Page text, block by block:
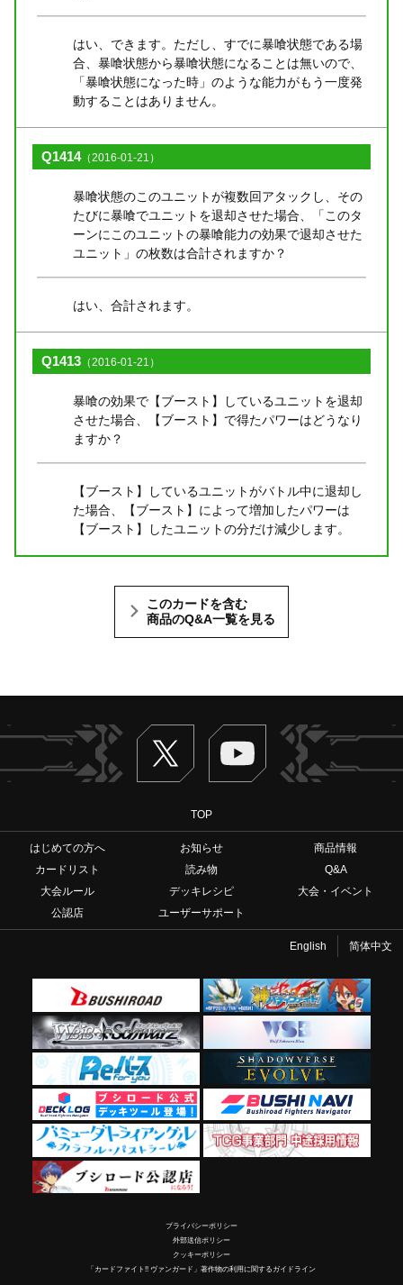
はい、できます。ただし、すでに暴喰状態である場
合、暴喰状態から暴喰状態になることは無いので、
「暴喰状態になった時」のような能力がもう一度発
動することはありません。
Q1414（2016-01-21）
暴喰状態のこのユニットが複数回アタックし、その
たびに暴喰でユニットを退却させた場合、「このタ
ーンにこのユニットの暴喰能力の効果で退却させた
ユニット」の枚数は合計されますか？
はい、合計されます。
Q1413 （2016-01-21）
暴喰の効果で【ブースト】しているユニットを退却
させた場合、【ブースト】で得たパワーはどうなり
ますか？
【ブースト】しているユニットがバトル中に退却し
た場合、【ブースト】によって増加したパワーは
【ブースト】したユニットの分だけ減少します。
このカードを含む
商品のQ&A一覧を見る
Twitter ヴァンガードch
TOP
はじめての方へ お知らせ
商品情報
カードリスト
読み物
Q&A
大会ルール
デッキレシピ
大会・イベント
公認店
ユーザーサポート
English 简体中文
プライバシーポリシー
外部送信ポリシー
クッキーポリシー
「カードファイト!! ヴァンガード」著作物の利用に関するガイドライン